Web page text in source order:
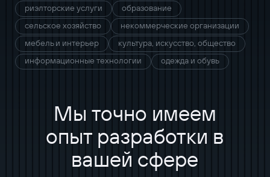
риэлторские услуги
образование
сельское хозяйство
некоммерческие организации
мебель и интерьер
культура, искусство, общество
информационные технологии
одежда и обувь
Мы точно имеем
опыт разработки в
вашей сфере